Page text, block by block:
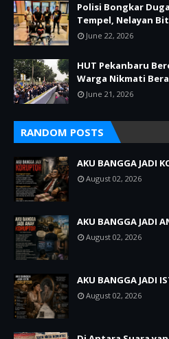
Polisi Bongkar
Tempel, Nelayan
June 22, 2026
HUT Pekanbaru
Warga Nikmati
June 21, 2026
RANDOM POSTS
AKU BANGGA JADI
August 02, 2026
AKU BANGGA JADI
August 02, 2026
AKU BANGGA JADI
August 02, 2026